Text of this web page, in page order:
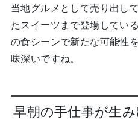
当地グルメとして売り出し
たスイーツまで登場してい
の食シーンで新たな可能性
味深いですね。
早朝の手仕事が生